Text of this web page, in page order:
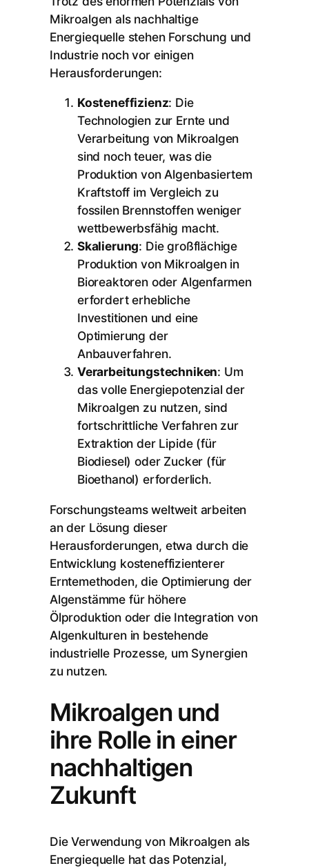
Mikroalgen als nachhaltige
Energiequelle stehen Forschung und
Industrie noch vor einigen
Herausforderungen:
Kosteneffizienz: Die
Technologien zur Ernte und
Verarbeitung von Mikroalgen
sind noch teuer, was die
Produktion von Algenbasiertem
Kraftstoff im Vergleich zu
fossilen Brennstoffen weniger
wettbewerbsfähig macht.
Skalierung: Die großflächige
Produktion von Mikroalgen in
Bioreaktoren oder Algenfarmen
erfordert erhebliche
Investitionen und eine
Optimierung der
Anbauverfahren.
Verarbeitungstechniken: Um
das volle Energiepotenzial der
Mikroalgen zu nutzen, sind
fortschrittliche Verfahren zur
Extraktion der Lipide (für
Biodiesel) oder Zucker (für
Bioethanol) erforderlich.
Forschungsteams weltweit arbeiten
an der Lösung dieser
Herausforderungen, etwa durch die
Entwicklung kosteneffizienterer
Erntemethoden, die Optimierung der
Algenstämme für höhere
Ölproduktion oder die Integration von
Algenkulturen in bestehende
industrielle Prozesse, um Synergien
zu nutzen.
Mikroalgen und
ihre Rolle in einer
nachhaltigen
Zukunft
Die Verwendung von Mikroalgen als
Energiequelle hat das Potenzial,